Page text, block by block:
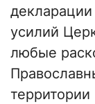
усилий
любые